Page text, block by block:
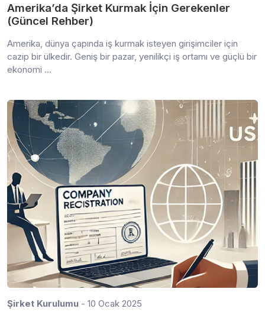
Amerika’da Şirket Kurmak İçin Gerekenler
(Güncel Rehber)
Amerika, dünya çapında iş kurmak isteyen girişimciler için
cazip bir ülkedir. Geniş bir pazar, yenilikçi iş ortamı ve güçlü bir
ekonomi ...
Şirket Kurulumu - 10 Ocak 2025